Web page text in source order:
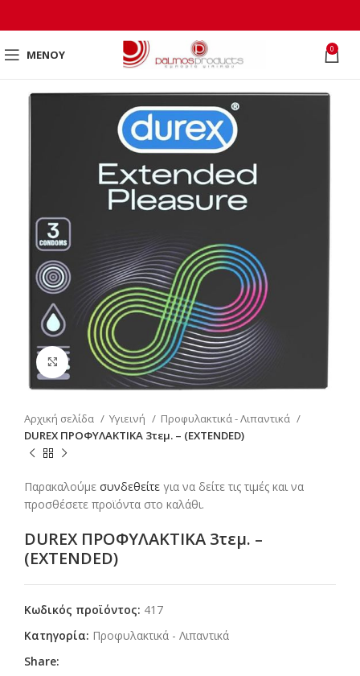
ΜΕΝΟΎ 0
Click to enlarge
Αρχική σελίδα Υγιεινή
Προφυλακτικά - Λιπαντικά
DUREX ΠΡΟΦΥΛΑΚΤΙΚΑ 3τεμ. – (EXTENDED)
Παρακαλούμε συνδεθείτε για να δείτε τις τιμές και να
προσθέσετε προϊόντα στο καλάθι.
DUREX ΠΡΟΦΥΛΑΚΤΙΚΑ 3τεμ. –
(EXTENDED)
Κωδικός προϊόντος: 417
Κατηγορία: Προφυλακτικά - Λιπαντικά
Share: